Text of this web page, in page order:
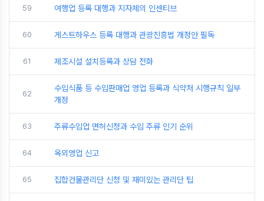
59 여행업 등록 대행과 지자체의 인센티브
60 게스트하우스 등록 대행과 관광진흥법 개정안 필독
61 제조시설 설치등록과 상담 전화
62
수입식품 등 수입판매업 영업 등록과 식약처 시행규칙 일부
개정
63 주류수입업 면허신청과 수입 주류 인기 순위
64 옥외영업 신고
65 집합건물관리단 신청 및 재미있는 관리단 팁